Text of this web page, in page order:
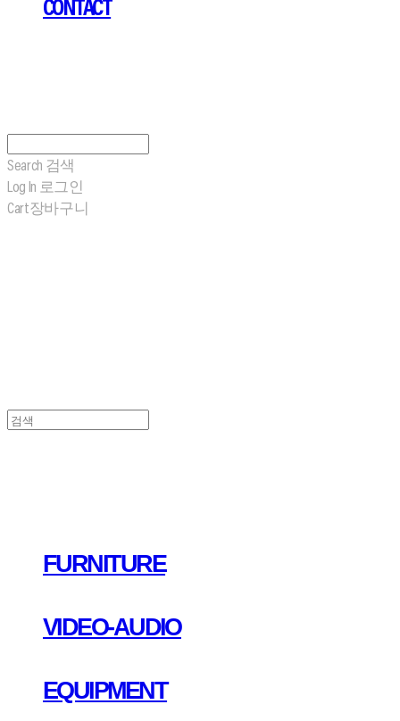
Search 검색
Log In 로그인
Cart장바구니
FURNITURE
VIDEO-AUDIO
EQUIPMENT